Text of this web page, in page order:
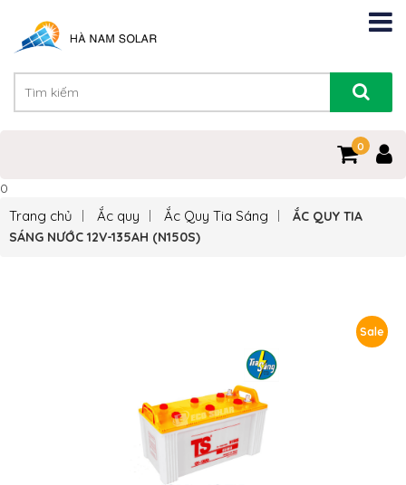
0
0
Trang chủ Ắc quy Ắc Quy Tia Sáng
ẮC QUY TIA
SÁNG NƯỚC 12V-135AH (N150S)
Sale